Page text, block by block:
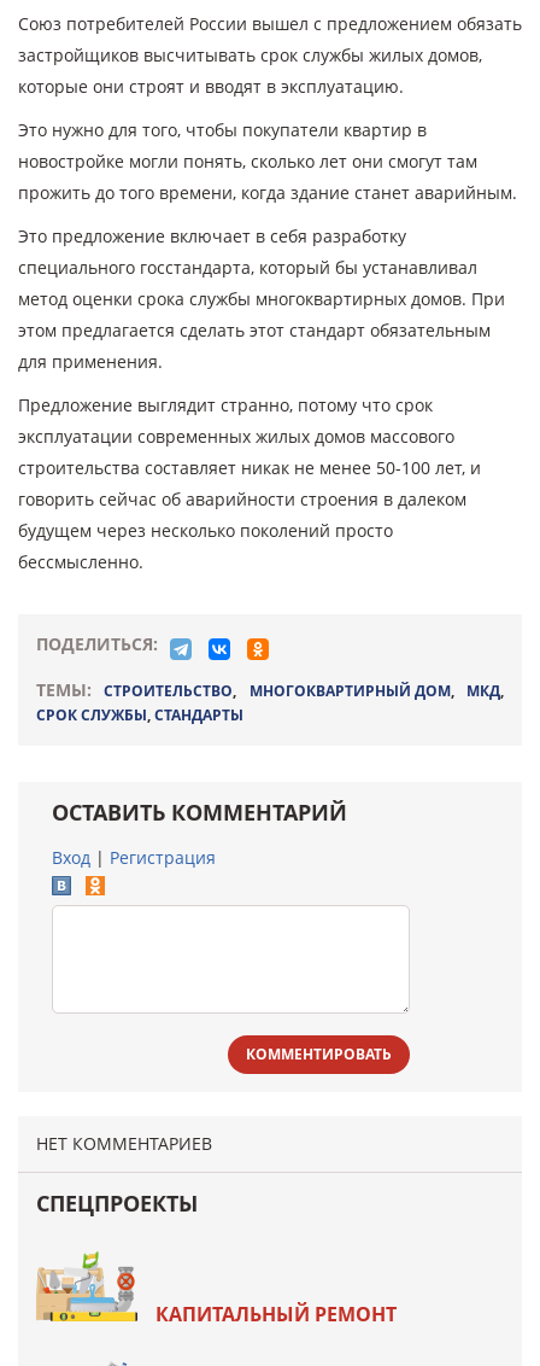
Союз потребителей России вышел с предложением обязать
застройщиков высчитывать срок службы жилых домов,
которые они строят и вводят в эксплуатацию.
Это нужно для того, чтобы покупатели квартир в
новостройке могли понять, сколько лет они смогут там
прожить до того времени, когда здание станет аварийным.
Это предложение включает в себя разработку
специального госстандарта, который бы устанавливал
метод оценки срока службы многоквартирных домов. При
этом предлагается сделать этот стандарт обязательным
для применения.
Предложение выглядит странно, потому что срок
эксплуатации современных жилых домов массового
строительства составляет никак не менее 50-100 лет, и
говорить сейчас об аварийности строения в далеком
будущем через несколько поколений просто
бессмысленно.
ПОДЕЛИТЬСЯ:
ТЕМЫ:
СТРОИТЕЛЬСТВО, МНОГОКВАРТИРНЫЙ ДОМ, МКД,
СРОК СЛУЖБЫ,СТАНДАРТЫ
ОСТАВИТЬ КОММЕНТАРИЙ
Вход | Регистрация
КОММЕНТИРОВАТЬ
НЕТ КОММЕНТАРИЕВ
СПЕЦПРОЕКТЫ
КАПИТАЛЬНЫЙ РЕМОНТ